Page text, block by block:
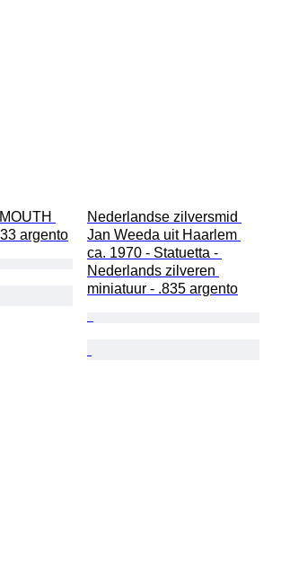
argento
Nederlandse zilversmid
Jan Weeda uit Haarlem
ca. 1970 - Statuetta -
Nederlands zilveren
miniatuur - .835 argento